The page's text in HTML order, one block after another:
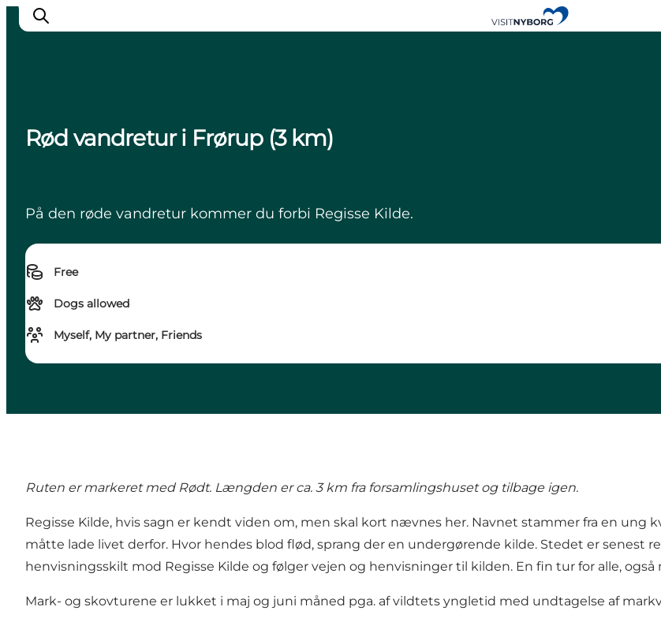
Experience Nyborg
Plan your trip
Book & buy
Rød vandretur i Frørup (3 km)
På den røde vandretur kommer du forbi Regisse Kilde.
Free
Dogs allowed
Myself, My partner, Friends
Ruten er markeret med Rødt. Længden er ca. 3 km fra forsamlingshuset og tilbage igen.
Regisse Kilde, hvis sagn er kendt viden om, men skal kort nævnes her. Navnet stammer fra en
måtte lade livet derfor. Hvor hendes blod flød, sprang der en undergørende kilde. Stedet er senest
henvisningsskilt mod Regisse Kilde og følger vejen og henvisninger til kilden. En fin tur for alle, også
Mark- og skovturene er lukket i maj og juni måned pga. af vildtets yngletid med undtagelse af